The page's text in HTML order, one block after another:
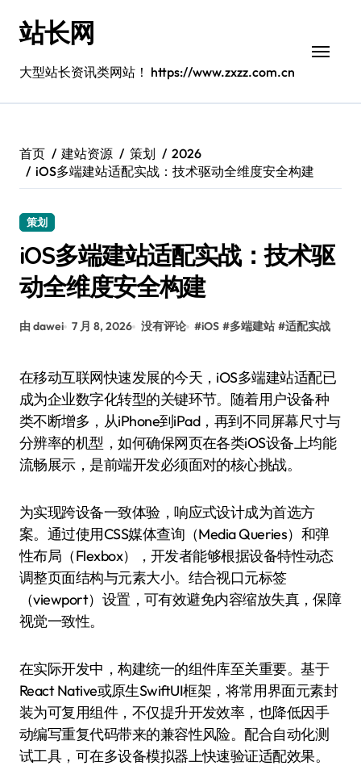
站长网
大型站长资讯类网站！ https://www.zxzz.com.cn
首页 建站资源 策划
2026
iOS多端建站适配实战：技术驱动全维度安全构建
策划
iOS多端建站适配实战：技术驱
动全维度安全构建
由 dawei 7 月 8, 2026 没有评论 #iOS #多端建站 #适配实战
在移动互联网快速发展的今天，iOS多端建站适配已
成为企业数字化转型的关键环节。随着用户设备种
类不断增多，从iPhone到iPad，再到不同屏幕尺寸与
分辨率的机型，如何确保网页在各类iOS设备上均能
流畅展示，是前端开发必须面对的核心挑战。
为实现跨设备一致体验，响应式设计成为首选方
案。通过使用CSS媒体查询（Media Queries）和弹
性布局（Flexbox），开发者能够根据设备特性动态
调整页面结构与元素大小。结合视口元标签
（viewport）设置，可有效避免内容缩放失真，保障
视觉一致性。
在实际开发中，构建统一的组件库至关重要。基于
React Native或原生SwiftUI框架，将常用界面元素封
装为可复用组件，不仅提升开发效率，也降低因手
动编写重复代码带来的兼容性风险。配合自动化测
试工具，可在多设备模拟器上快速验证适配效果。